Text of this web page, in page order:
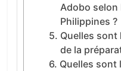
Adobo selon
Philippines ?
Quelles sont
de la
Quelles sont